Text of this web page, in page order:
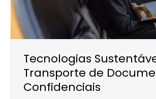
Tecnologias
Transporte de
Confidenciais